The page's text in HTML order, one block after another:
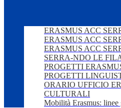
ERASMUS ACC
ERASMUS ACC
ERASMUS ACC
SERRA-NDO LE
PROGETTI
PROGETTI
ORARIO UFFICIO
CULTURALI
Mobilità Erasmus: linee